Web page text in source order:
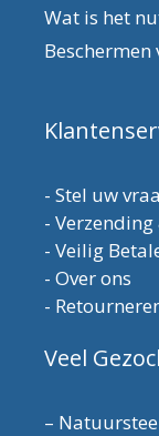
Wat is het
- Stel uw
-
- Veilig
- Over ons
-
Veel
–